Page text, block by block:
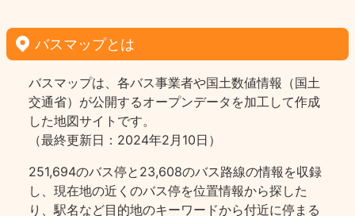
バスマップとは
バスマップは、各バス事業者や国土数値情報（国土
交通省）が公開するオープンデータを加工して作成
した地図サイトです。
（最終更新日：2024年2月10日）
251,694のバス停と23,608のバス路線の情報を収録
し、現在地の近くのバス停を位置情報から探した
り、駅名など目的地のキーワードから付近に停まる